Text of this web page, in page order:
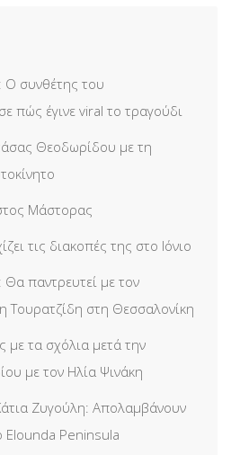
Ο συνθέτης του
πώς έγινε viral το τραγούδι
Θεοδωρίδου με τη
Μάστορας
τις διακοπές της στο Ιόνιο
Θα παντρευτεί με τον
Τουρατζίδη στη Θεσσαλονίκη
με τα σχόλια μετά την
με τον Ηλία Ψινάκη
Ζυγούλη: Απολαμβάνουν
Elounda Peninsula